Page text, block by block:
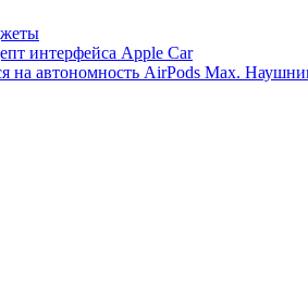
интерфейса Apple Car
на автономность AirPods Max.